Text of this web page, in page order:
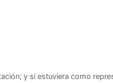
y si estuviera como